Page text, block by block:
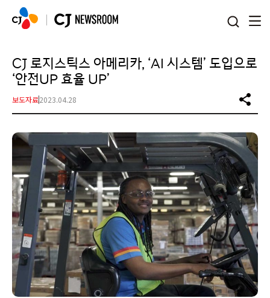
CJ 로지스틱스 아메리카, ‘AI 시스템’ 도입으로
‘안전UP 효율 UP’
보도자료2023.04.28